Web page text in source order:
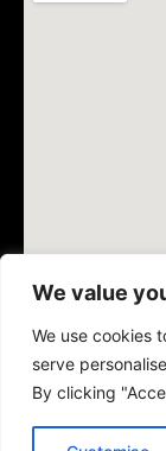
We value
We use cookies
serve
By clicking
Telegram)
info@golden-